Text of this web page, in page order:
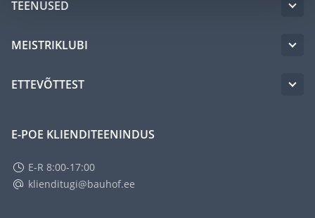
TEENUSED
MEISTRIKLUBI
ETTEVÕTTEST
E-POE KLIENDITEENINDUS
E-R 8:00-17:00
klienditugi@bauhof.ee